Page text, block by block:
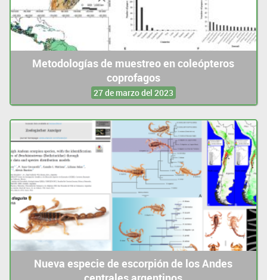
Metodologías de muestreo en coleópteros
coprofagos
27 de marzo del 2023
Nueva especie de escorpión de los Andes